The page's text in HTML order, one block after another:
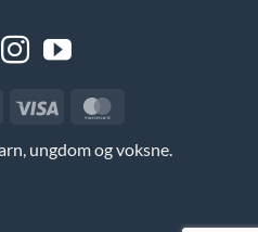
ungdom og voksne.
Visa